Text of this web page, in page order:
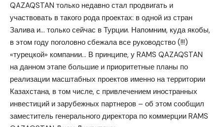
QAZAQSTAN только недавно стал продвигать и
участвовать в такого рода проектах: в одной из стран
Залива и… только сейчас в Турции. Напомним, куда якобы,
в этом году поголовно сбежала все руководство (!!!)
«турецкой» компании… В принципе, у RAMS QAZAQSTAN
на данном этапе большие и приоритетные планы по
реализации масштабных проектов именно на территории
Казахстана, в том числе, с привлечением иностранных
инвестиций и зарубежных партнеров – об этом сообщил
заместитель генерального директора по коммерции RAMS